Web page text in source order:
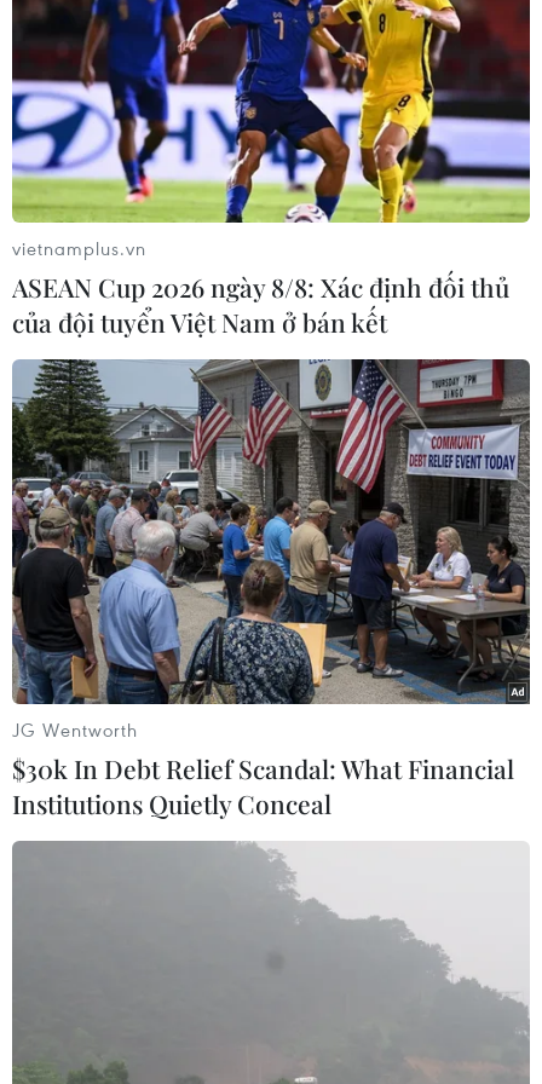
Nga giới thiệu tên lửa siêu âm Avangard
với các thanh sát viên Mỹ
27/11/2019 02:52
Avangard là một trong những vũ khí chiến lược mới
nhất được Tổng thống Nga Vladimir Putin công bố hồi
tháng 3/218, tên lửa này có khả năng bay liên lục địa
với tốc độ gấp 20 lần tốc độ âm thanh.
vietnamplus.vn
ASEAN Cup 2026 ngày 8/8: Xác định đối thủ
của đội tuyển Việt Nam ở bán kết
JG Wentworth
$30k In Debt Relief Scandal: What Financial
Institutions Quietly Conceal